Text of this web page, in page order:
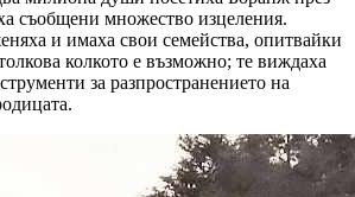
съобщени множество изцеления.
и имаха свои семейства, опитвайки
колкото е възможно; те виждаха
за разпространението на